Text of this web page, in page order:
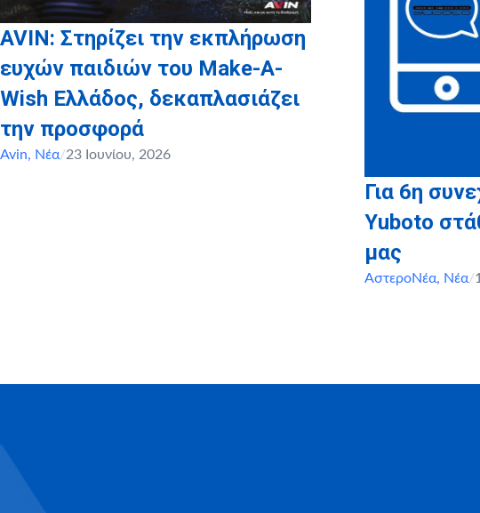
AVIN: Στηρίζει την εκπλήρωση
ευχών παιδιών του Make-A-
Wish Ελλάδος, δεκαπλασιάζει
την προσφορά
Avin, Νέα/23 Ιουνίου, 2026
Για 6η
Yuboto
μας
ΑστεροΝέα, Νέα/